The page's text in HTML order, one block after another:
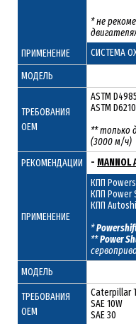
* не
ПРИМЕНЕНИЕ
СИСТЕМА
МОДЕЛЬ
ТРЕБОВАНИЯ
ОЕМ
ASTM
ASTM D6210
** только
(3000 м/ч)
РЕКОМЕНДАЦИИ
-
ПРИМЕНЕНИЕ
КПП
КПП Power
КПП
*
**Power
МОДЕЛЬ
ТРЕБОВАНИЯ
ОЕМ
Caterpillar
SAE 10W
SAE 30